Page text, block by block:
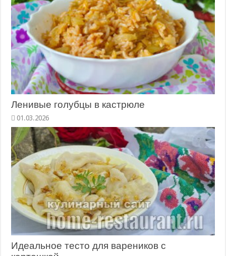
Ленивые голубцы в кастрюле
01.03.2026
Идеальное тесто для вареников с